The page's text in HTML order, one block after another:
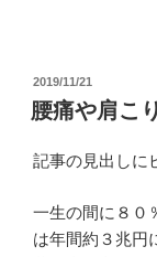
投
稿
日:
2019/11/21
腰痛や肩こ
記事の見出しに
一生の間に８０
は年間約３兆円